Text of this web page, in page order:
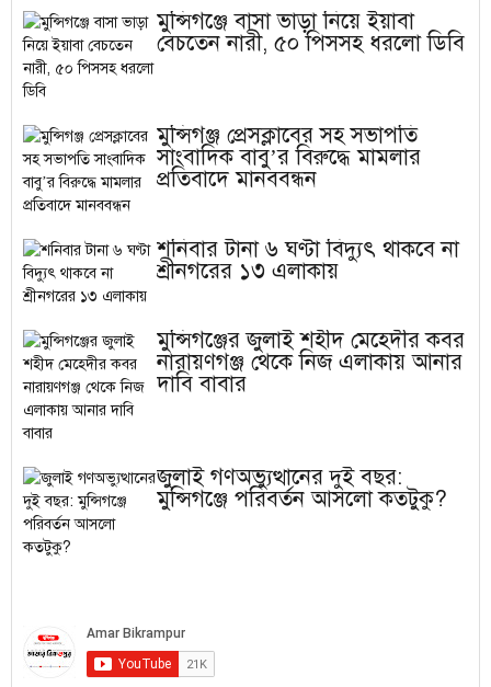
মুন্সিগঞ্জে বাসা ভাড়া নিয়ে ইয়াবা
বেচতেন নারী, ৫০ পিসসহ ধরলো ডিবি
মুন্সিগঞ্জ প্রেসক্লাবের সহ সভাপতি
সাংবাদিক বাবু’র বিরুদ্ধে মামলার
প্রতিবাদে মানববন্ধন
শনিবার টানা ৬ ঘণ্টা বিদ্যুৎ থাকবে না
শ্রীনগরের ১৩ এলাকায়
মুন্সিগঞ্জের জুলাই শহীদ মেহেদীর কবর
নারায়ণগঞ্জ থেকে নিজ এলাকায় আনার
দাবি বাবার
জুলাই গণঅভ্যুত্থানের দুই বছর:
মুন্সিগঞ্জে পরিবর্তন আসলো কতটুকু?